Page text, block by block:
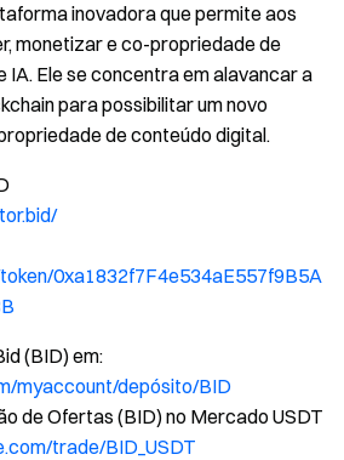
inovadora que permite aos
monetizar e co-propriedade de
IA. Ele se concentra em alavancar a
para possibilitar um novo
de conteúdo digital.
0xa1832f7F4e534aE557f9B5A
(BID) em:
myaccount/depósito/BID
de Ofertas (BID) no Mercado USDT
trade/BID_USDT